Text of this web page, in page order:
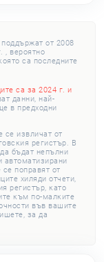
от 2008
, вероятно
са последните
са за 2024 г. и
данни, най-
в предходни
се извличат от
регистър. В
бъдат непълни
автоматизирани
се поправят от
хиляди отчети,
регистър, като
към по-малките
във вашите
за да